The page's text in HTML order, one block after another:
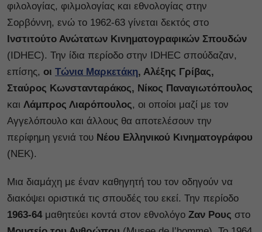
φιλολογίας, φιλμολογίας και εθνολογίας στην
Σορβόννη, ενώ το 1962-63 γίνεται δεκτός στο
Ινστιτούτο Ανώτατων Κινηματογραφικών Σπουδών
(IDHEC). Την ίδια περίοδο στην IDHEC σπούδαζαν,
επίσης, οι Τώνια Μαρκετάκη, Αλέξης Γρίβας,
Σταύρος Κωνστανταράκος, Νίκος Παναγιωτόπουλος
και Λάμπρος Λιαρόπουλος, οι οποίοι μαζί με τον
Αγγελόπουλο και άλλους θα αποτελέσουν την
περίφημη γενιά του Νέου Ελληνικού Κινηματογράφου
(ΝΕΚ).
Μια διαμάχη με έναν καθηγητή του τον οδηγούν να
διακόψει οριστικά τις σπουδές του εκεί. Την περίοδο
1963-64μαθητεύει κοντά στον εθνολόγο Ζαν Ρους στο